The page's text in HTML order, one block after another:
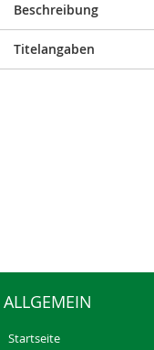
Beschreibung
Titelangaben
ALLGEMEIN
Startseite